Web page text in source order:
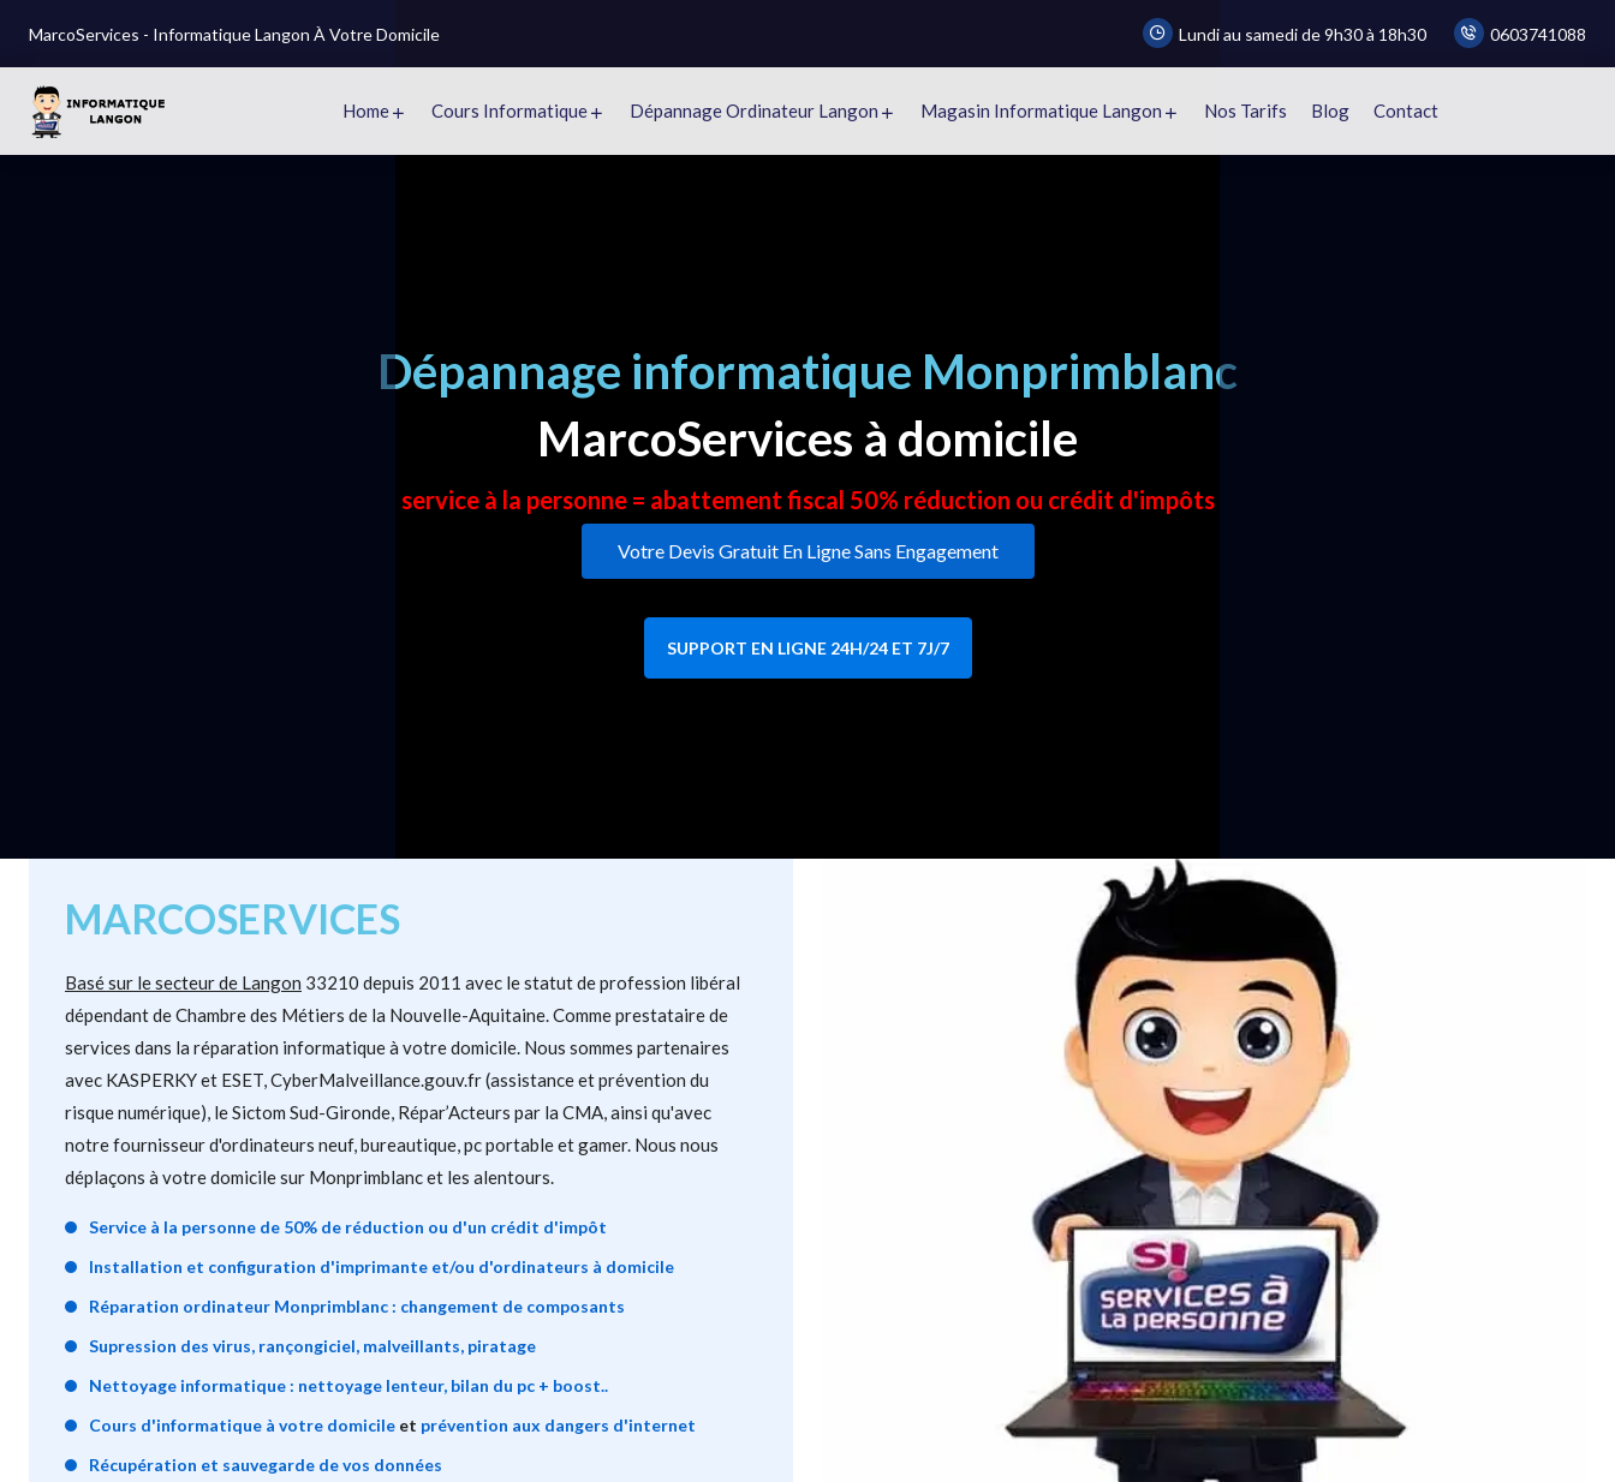
MarcoServices - Informatique Langon À Votre Domicile Lundi au samedi de 9h30 à 18h30 0603741088
Home Cours Informatique Dépannage Ordinateur Langon Magasin Informatique Langon Nos Tarifs Blog Contact
Dépannage informatique Monprimblanc
MarcoServices à domicile
service à la personne = abattement fiscal 50% réduction ou crédit d'impôts
Votre Devis Gratuit En Ligne Sans Engagement
SUPPORT EN LIGNE 24H/24 ET 7J/7
MARCOSERVICES
Basé sur le secteur de Langon 33210 depuis 2011 avec le statut de profession libéral
dépendant de Chambre des Métiers de la Nouvelle-Aquitaine. Comme prestataire de
services dans la réparation informatique à votre domicile. Nous sommes partenaires
avec KASPERKY et ESET, CyberMalveillance.gouv.fr (assistance et prévention du
risque numérique), le Sictom Sud-Gironde, Répar’Acteurs par la CMA, ainsi qu'avec
notre fournisseur d'ordinateurs neuf, bureautique, pc portable et gamer. Nous nous
déplaçons à votre domicile sur Monprimblanc et les alentours.
Service à la personne de 50% de réduction ou d'un crédit d'impôt
Installation et configuration d'imprimante et/ou d'ordinateurs à domicile
Réparation ordinateur Monprimblanc : changement de composants
Supression des virus, rançongiciel, malveillants, piratage
Nettoyage informatique : nettoyage lenteur, bilan du pc + boost..
Cours d'informatique à votre domicile et prévention aux dangers d'internet
Récupération et sauvegarde de vos données